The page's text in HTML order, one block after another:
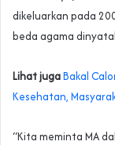
dikeluarkan pada
beda agama
Lihat jugaBakal
Kesehatan,
“Kita meminta MA